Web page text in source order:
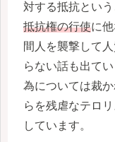
対する抵抗という
抵抗権の行使に
間人を襲撃して
らない話も出て
為については裁
らを残虐なテロ
しています。